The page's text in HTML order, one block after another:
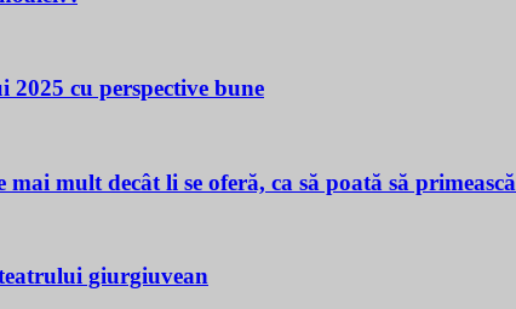
cu perspective bune
mult decât li se oferă, ca să poată să
giurgiuvean